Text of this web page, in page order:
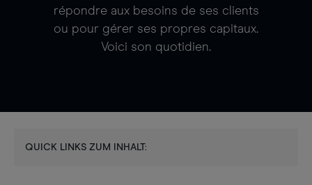
répondre aux besoins de ses clients
ou pour gérer ses propres capitaux.
Voici son quotidien.
QUICK LINKS ZUM INHALT: